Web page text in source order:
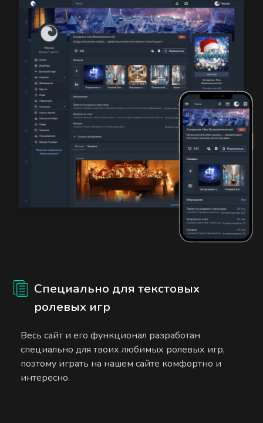
Специально для текстовых
ролевых игр
Весь сайт и его функционал разработан
специально для твоих любимых ролевых игр,
поэтому играть на нашем сайте комфортно и
интересно.